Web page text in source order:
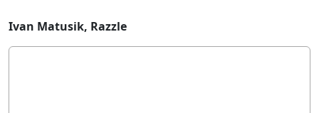
Ivan Matusik, Razzle